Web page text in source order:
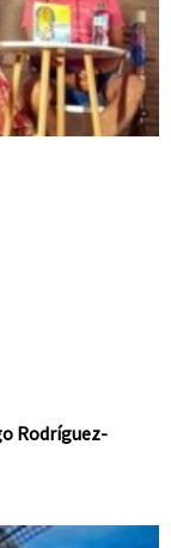
Rodríguez-